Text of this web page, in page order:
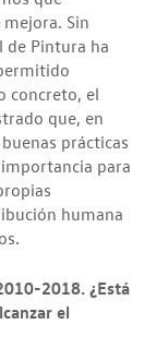
Sin
de Pintura ha
concreto, el
que, en
prácticas
para
humana
2018. ¿Está
el